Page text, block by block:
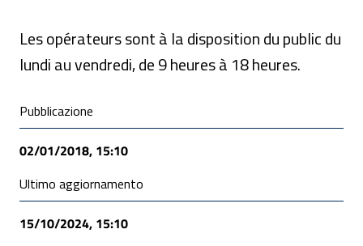
Les opérateurs sont à la disposition du public du
lundi au vendredi, de 9 heures à 18 heures.
Condivisione social
Pubblicazione
02/01/2018, 15:10
Ultimo aggiornamento
15/10/2024, 15:10